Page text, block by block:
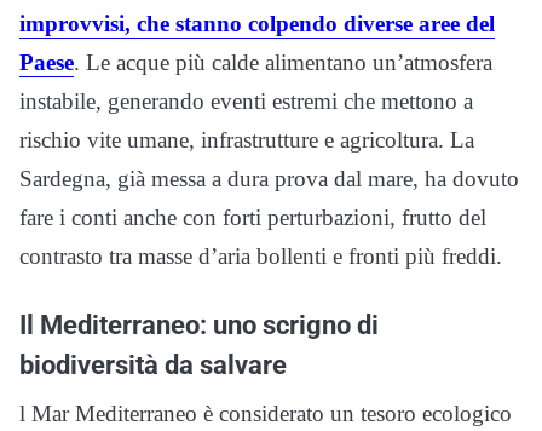
improvvisi, che stanno colpendo diverse aree del
Paese. Le acque più calde alimentano un’atmosfera
instabile, generando eventi estremi che mettono a
rischio vite umane, infrastrutture e agricoltura. La
Sardegna, già messa a dura prova dal mare, ha dovuto
fare i conti anche con forti perturbazioni, frutto del
contrasto tra masse d’aria bollenti e fronti più freddi.
Il Mediterraneo: uno scrigno di
biodiversità da salvare
l Mar Mediterraneo è considerato un tesoro ecologico